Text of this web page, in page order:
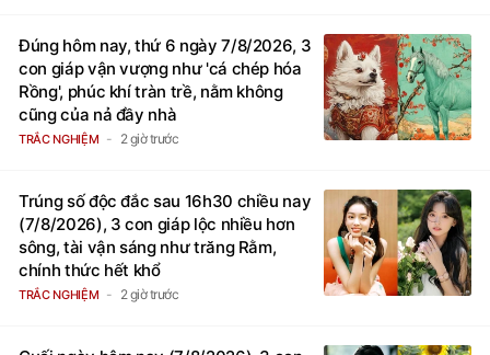
Đúng hôm nay, thứ 6 ngày 7/8/2026, 3
con giáp vận vượng như 'cá chép hóa
Rồng', phúc khí tràn trề, nằm không
cũng của nả đầy nhà
Trúng số độc đắc sau 16h30 chiều nay
(7/8/2026), 3 con giáp lộc nhiều hơn
sông, tài vận sáng như trăng Rằm,
chính thức hết khổ